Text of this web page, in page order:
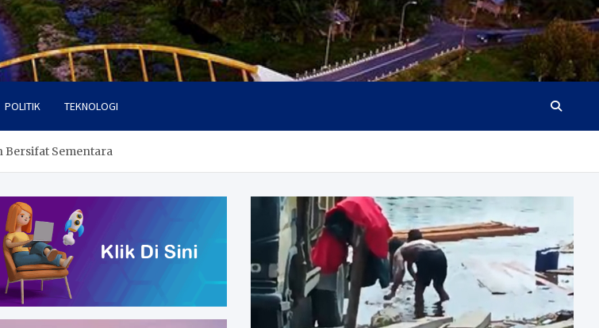
POLITIK TEKNOLOGI
Bersifat Sementara